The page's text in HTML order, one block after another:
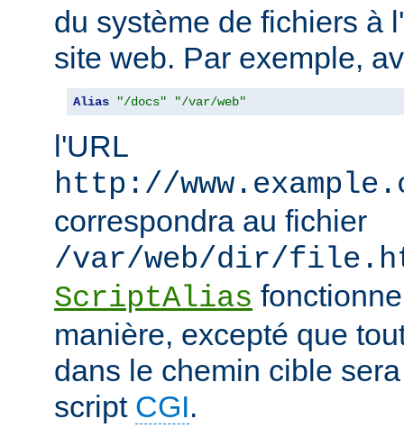
du système de fichiers à
site web. Par exemple,
Alias "/docs" "/var/web"
l'URL
http://
correspondra au fichier
/var/web/dir/
ScriptAlias
manière, excepté que
dans le chemin cible
script CGI.